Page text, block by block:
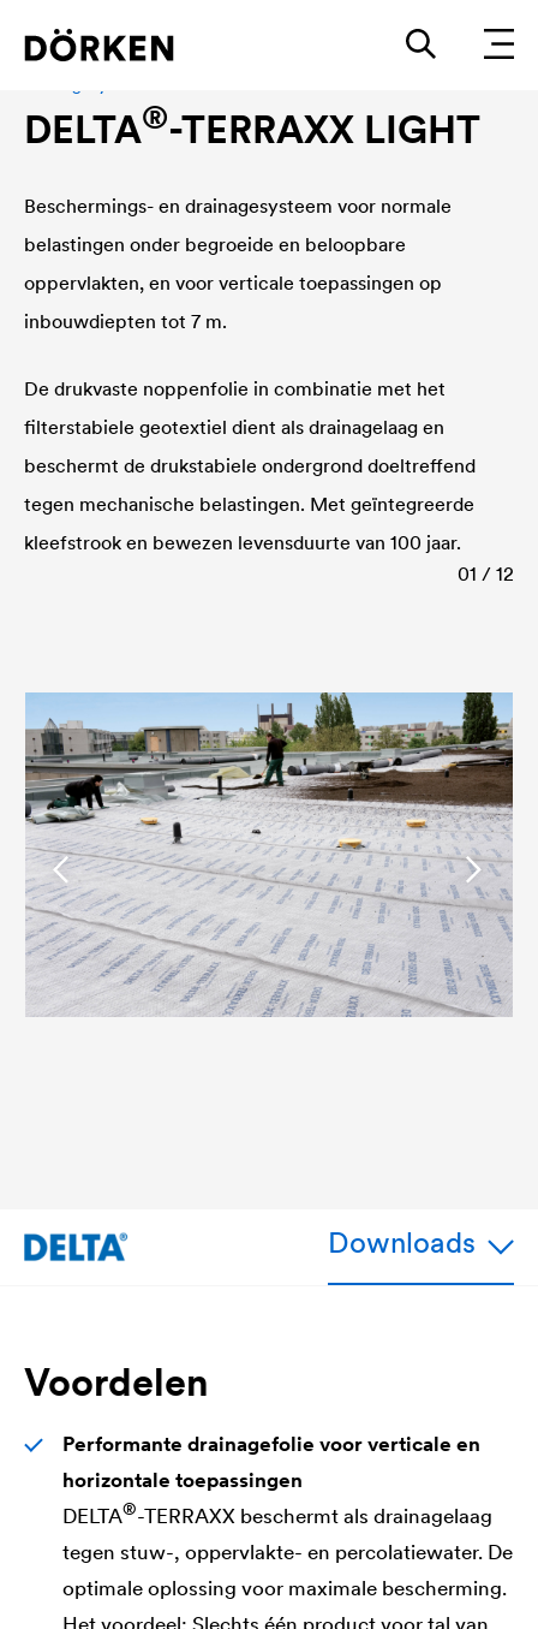
DELTA®-TERRAXX LIGHT
Beschermings- en drainagesysteem voor normale
belastingen onder begroeide en beloopbare
oppervlakten, en voor verticale toepassingen op
inbouwdiepten tot 7 m.
De drukvaste noppenfolie in combinatie met het
filterstabiele geotextiel dient als drainagelaag en
beschermt de drukstabiele ondergrond doeltreffend
tegen mechanische belastingen. Met geïntegreerde
kleefstrook en bewezen levensduurte van 100 jaar.
01 / 12
Downloads
Voordelen
Performante drainagefolie voor verticale en
horizontale toepassingen
DELTA®-TERRAXX beschermt als drainagelaag
tegen stuw-, oppervlakte- en percolatiewater. De
optimale oplossing voor maximale bescherming.